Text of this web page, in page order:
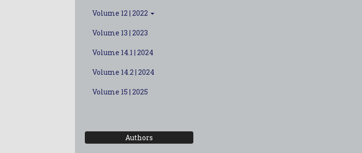
Volume 12 | 2022
Volume 13 | 2023
Volume 14.1 | 2024
Volume 14.2 | 2024
Volume 15 | 2025
Authors